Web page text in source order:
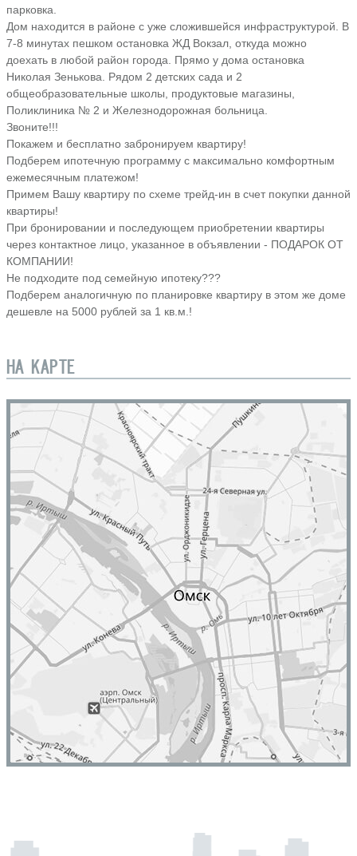
парковка.
Дом находится в районе с уже сложившейся инфраструктурой. В
7-8 минутах пешком остановка ЖД Вокзал, откуда можно
доехать в любой район города. Прямо у дома остановка
Николая Зенькова. Рядом 2 детских сада и 2
общеобразовательные школы, продуктовые магазины,
Поликлиника № 2 и Железнодорожная больница.
Звоните!!!
Покажем и бесплатно забронируем квартиру!
Подберем ипотечную программу с максимально комфортным
ежемесячным платежом!
Примем Вашу квартиру по схеме трейд-ин в счет покупки данной
квартиры!
При бронировании и последующем приобретении квартиры
через контактное лицо, указанное в объявлении - ПОДАРОК ОТ
КОМПАНИИ!
Не подходите под семейную ипотеку???
Подберем аналогичную по планировке квартиру в этом же доме
дешевле на 5000 рублей за 1 кв.м.!
НА КАРТЕ